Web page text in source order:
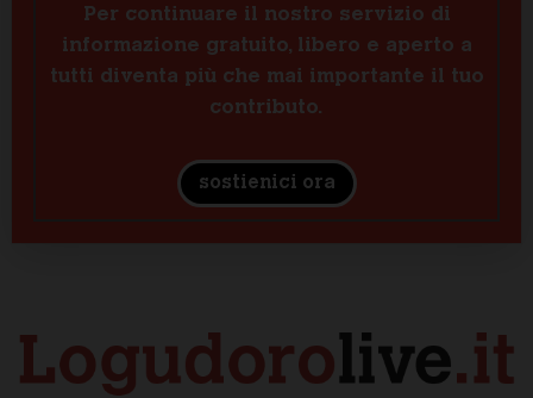
Per continuare il nostro servizio di
informazione gratuito, libero e aperto a
tutti diventa più che mai importante il tuo
contributo.
sostienici ora